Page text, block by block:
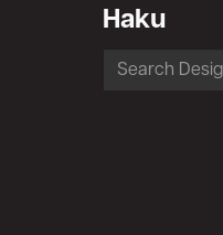
Haku
Search